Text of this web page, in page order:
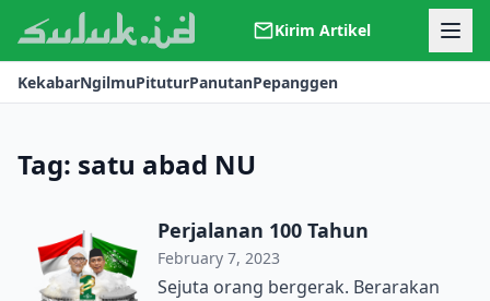
Kirim Artikel
Kerjasama
Kontak
KekabarNgilmuPituturPanutanPepanggen
Tag: satu abad NU
Perjalanan 100 Tahun
February 7, 2023
Sejuta orang bergerak. Berarakan